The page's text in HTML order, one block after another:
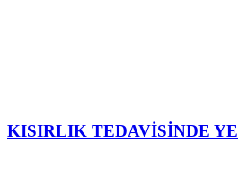
KISIRLIK TEDAVİSİNDE